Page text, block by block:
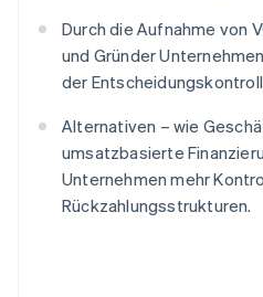
Durch die Aufnahme von
und Gründer
der
Alternativen – wie
umsatzbasierte
Unternehmen mehr
Rückzahlungsstrukturen.